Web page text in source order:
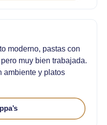
moderno, pastas con
muy bien trabajada.
ambiente y platos